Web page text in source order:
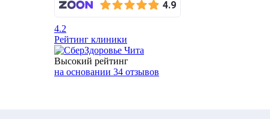
4.2
Рейтинг клиники
Высокий рейтинг
на основании 34 отзывов